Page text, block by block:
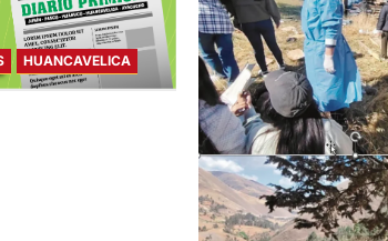
HUANCAVELICA